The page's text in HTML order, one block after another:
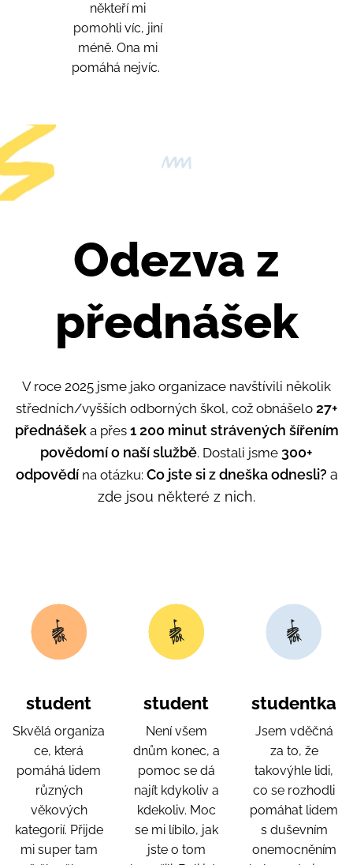
někteří mi
pomohli víc, jiní
méně. Ona mi
pomáhá nejvíc.
Odezva z
přednášek
V roce 2025 jsme jako organizace navštívili několik
středních/vyšších odborných škol, což obnášelo 27+
přednášeka přes 1 200 minut strávených šířením
povědomí o naší službě. Dostali jsme 300+
odpovědína otázku: Co jste si z dneška odnesli? a
zde jsou některé z nich.
student
Skvělá organiza
ce, která
pomáhá lidem
různých
věkových
kategorií. Přijde
mi super tam
student
Není všem
dnům konec, a
pomoc se dá
najít kdykoliv a
kdekoliv. Moc
se mi líbilo, jak
jste o tom
studentka
Jsem vděčná
za to, že
takovýhle lidi,
co se rozhodli
pomáhat lidem
s duševním
onemocněním